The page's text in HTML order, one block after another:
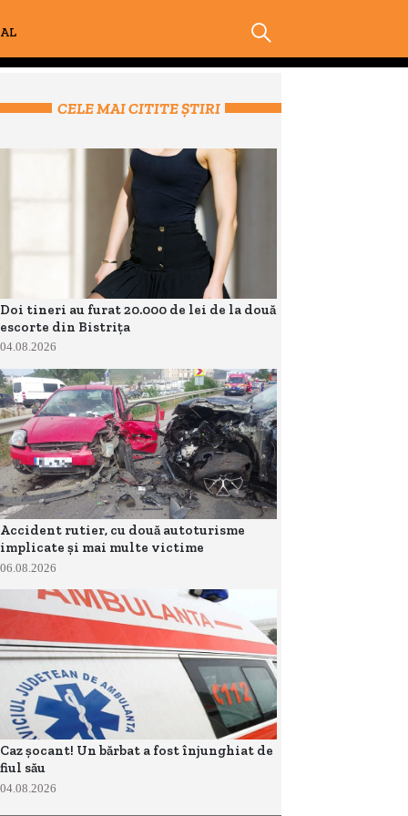
CELE MAI CITITE ȘTIRI
Doi tineri au furat 20.000 de lei de la două
escorte din Bistrița
04.08.2026
Accident rutier, cu două autoturisme
implicate și mai multe victime
06.08.2026
Caz șocant! Un bărbat a fost înjunghiat de
fiul său
04.08.2026